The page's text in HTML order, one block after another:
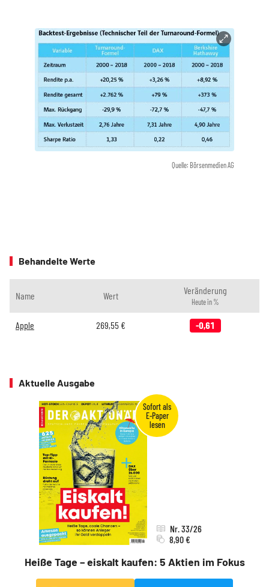
Quelle: Börsenmedien AG
Behandelte Werte
Name Wert Veränderung
Heute in %
Apple 269,55 € -0,61
Aktuelle Ausgabe
Heiße Tage – eiskalt kaufen: 5 Aktien im Fokus
Nr. 33/26
8,90 €